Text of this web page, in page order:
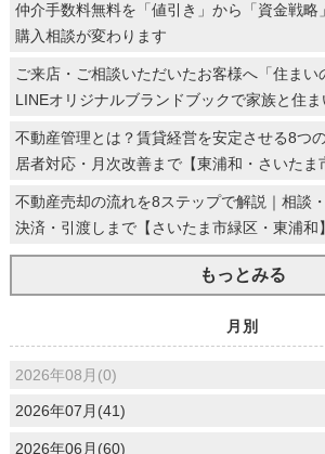
仲介手数料無料を「値引き」から「資金戦略
購入相談が変わります
ご来店・ご相談いただいたお客様へ「住まい
LINEオリジナルブランドブックで家族と住
不動産管理とは？賃貸経営を安定させる8つ
居者対応・月次改善まで【東浦和・さいたま
不動産売却の流れを8ステップで解説｜相談
決済・引渡しまで【さいたま市緑区・東浦和】
もっとみる
月別
2026年08月(0)
2026年07月(41)
2026年06月(60)